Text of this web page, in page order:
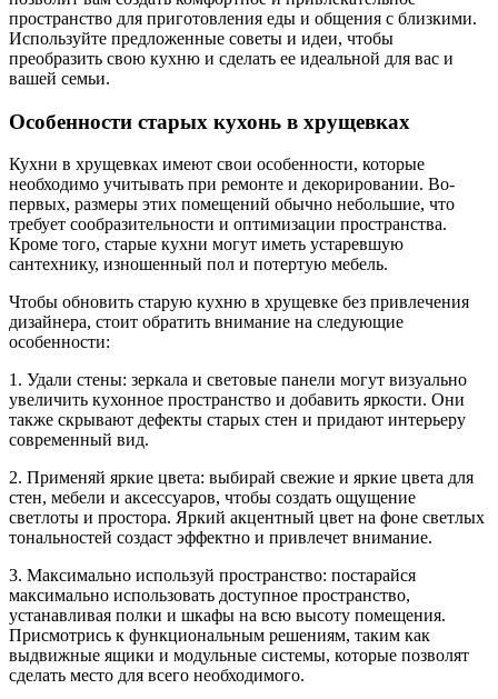
пространство для приготовления еды и общения с близкими.
Используйте предложенные советы и идеи, чтобы
преобразить свою кухню и сделать ее идеальной для вас и
вашей семьи.
Особенности старых кухонь в хрущевках
Кухни в хрущевках имеют свои особенности, которые
необходимо учитывать при ремонте и декорировании. Во-
первых, размеры этих помещений обычно небольшие, что
требует сообразительности и оптимизации пространства.
Кроме того, старые кухни могут иметь устаревшую
сантехнику, изношенный пол и потертую мебель.
Чтобы обновить старую кухню в хрущевке без привлечения
дизайнера, стоит обратить внимание на следующие
особенности:
1. Удали стены: зеркала и световые панели могут визуально
увеличить кухонное пространство и добавить яркости. Они
также скрывают дефекты старых стен и придают интерьеру
современный вид.
2. Применяй яркие цвета: выбирай свежие и яркие цвета для
стен, мебели и аксессуаров, чтобы создать ощущение
светлоты и простора. Яркий акцентный цвет на фоне светлых
тональностей создаст эффектно и привлечет внимание.
3. Максимально используй пространство: постарайся
максимально использовать доступное пространство,
устанавливая полки и шкафы на всю высоту помещения.
Присмотрись к функциональным решениям, таким как
выдвижные ящики и модульные системы, которые позволят
сделать место для всего необходимого.